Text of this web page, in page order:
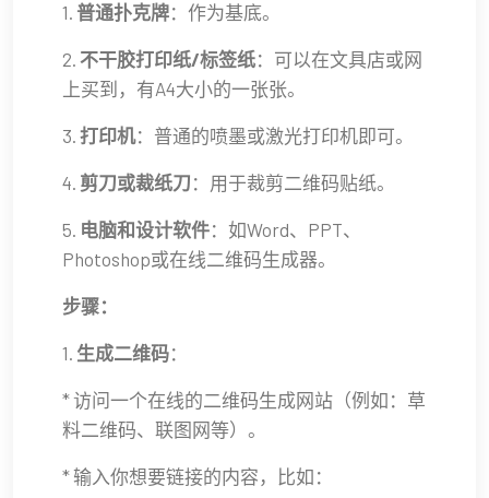
1. 普通扑克牌：作为基底。
2. 不干胶打印纸/标签纸：可以在文具店或网
上买到，有A4大小的一张张。
3. 打印机：普通的喷墨或激光打印机即可。
4. 剪刀或裁纸刀 ：用于裁剪二维码贴纸。
5. 电脑和设计软件：如Word、PPT、
Photoshop或在线二维码生成器。
步骤：
1. 生成二维码：
* 访问一个在线的二维码生成网站（例如：草
料二维码、联图网等）。
* 输入你想要链接的内容，比如：